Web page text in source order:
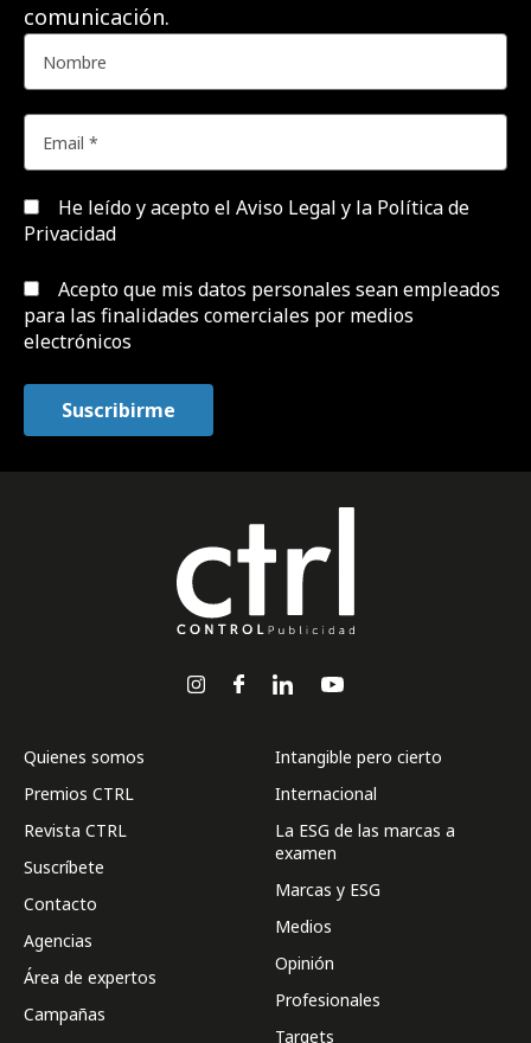
comunicación.
He leído y acepto el Aviso Legal y la Política de
Privacidad
Acepto que mis datos personales sean empleados
para las finalidades comerciales por medios
electrónicos
Quienes somos
Premios CTRL
Revista CTRL
Suscríbete
Contacto
Agencias
Área de expertos
Campañas
Intangible pero cierto
Internacional
La ESG de las marcas a
examen
Marcas y ESG
Medios
Opinión
Profesionales
Targets